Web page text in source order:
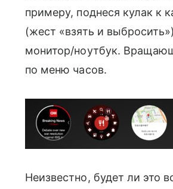
примеру, поднеся кулак к
(жест «взять и
монитор/ноутбук.
по меню часов.
Неизвестно, будет ли это